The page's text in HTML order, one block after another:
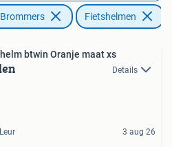
Fietshelmen
btwin Oranje maat xs
Details
3 aug 26